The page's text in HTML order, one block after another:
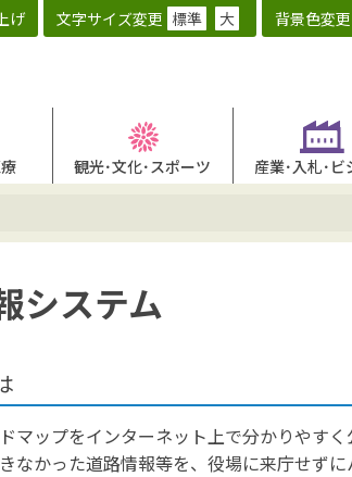
げ 文字サイズ変更 標準 大 背景色変更
観光･文化･スポーツ 産業･入札･ビ
システム
ップをインターネット上で分かりやすく
なかった道路情報等を、役場に来庁せず